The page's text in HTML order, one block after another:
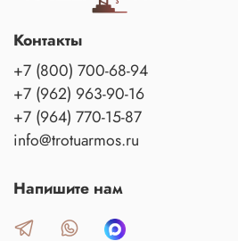
Контакты
+7 (800) 700-68-94
+7 (962) 963-90-16
+7 (964) 770-15-87
info@trotuarmos.ru
Напишите нам